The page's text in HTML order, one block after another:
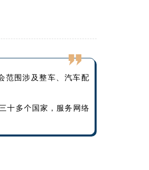
范围涉及整车、汽车配
十多个国家，服务网络